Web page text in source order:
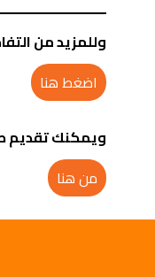
وللمزيد من
اضغط هنا
ويمكنك تقديم
من هنا